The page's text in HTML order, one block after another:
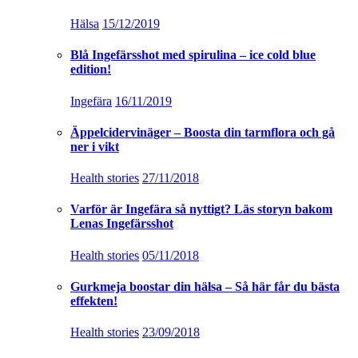
Hälsa 15/12/2019
Blå Ingefärsshot med spirulina – ice cold blue
edition!
Ingefära 16/11/2019
Äppelcidervinäger – Boosta din tarmflora och gå
ner i vikt
Health stories 27/11/2018
Varför är Ingefära så nyttigt? Läs storyn bakom
Lenas Ingefärsshot
Health stories 05/11/2018
Gurkmeja boostar din hälsa – Så här får du bästa
effekten!
Health stories 23/09/2018